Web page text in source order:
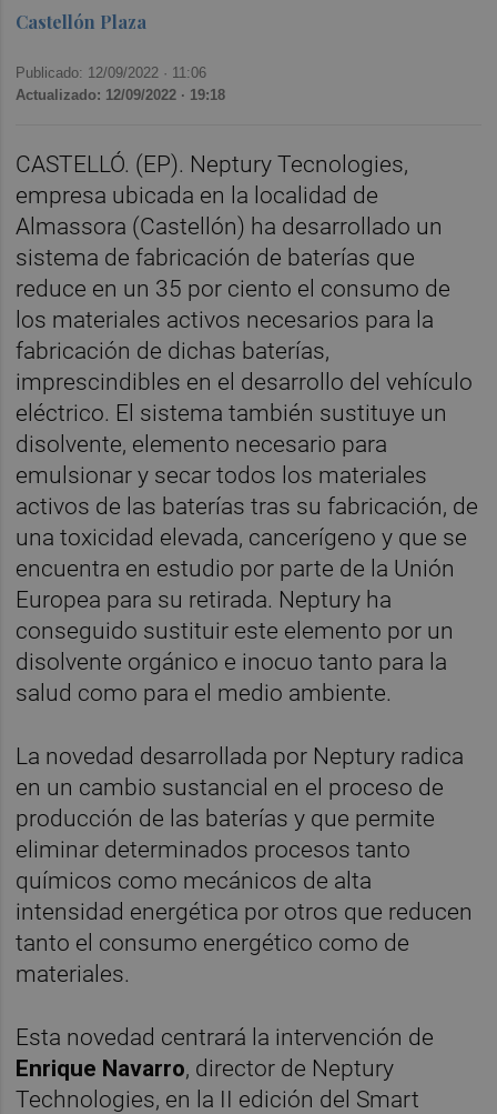
Castellón Plaza
Publicado: 12/09/2022 · 11:06
Actualizado: 12/09/2022 · 19:18
CASTELLÓ. (EP). Neptury Tecnologies,
empresa ubicada en la localidad de
Almassora (Castellón) ha desarrollado un
sistema de fabricación de baterías que
reduce en un 35 por ciento el consumo de
los materiales activos necesarios para la
fabricación de dichas baterías,
imprescindibles en el desarrollo del vehículo
eléctrico. El sistema también sustituye un
disolvente, elemento necesario para
emulsionar y secar todos los materiales
activos de las baterías tras su fabricación, de
una toxicidad elevada, cancerígeno y que se
encuentra en estudio por parte de la Unión
Europea para su retirada. Neptury ha
conseguido sustituir este elemento por un
disolvente orgánico e inocuo tanto para la
salud como para el medio ambiente.
La novedad desarrollada por Neptury radica
en un cambio sustancial en el proceso de
producción de las baterías y que permite
eliminar determinados procesos tanto
químicos como mecánicos de alta
intensidad energética por otros que reducen
tanto el consumo energético como de
materiales.
Esta novedad centrará la intervención de
Enrique Navarro, director de Neptury
Technologies, en la II edición del Smart